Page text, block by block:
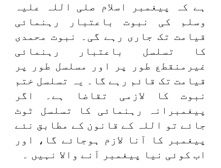
ہے کہ پیغمبر اسلام صلی اللہ علیہ
وسلم کی نبوت باعتبار رہنمائی
قیامت تک جاری رہے گی۔ نبوت محمدی
کا تسلسل باعتبار رہنمائی
غیرمنقطع طور پر اور مسلسل طور پر
قیامت تک قائم رہے گا۔ یہ تسلسل ختم
نبوت کا لازمی تقاضا ہے۔ اگر
پیغمبرانہ رہنمائی کا تسلسل ٹوٹ
جائے تو اللہ کے قانون کے مطابق نئے
پیغمبر کا آنا لازم ہوجائے گا، اور
اب کوئی نیا پیغمبر آنے والا نہیں ۔